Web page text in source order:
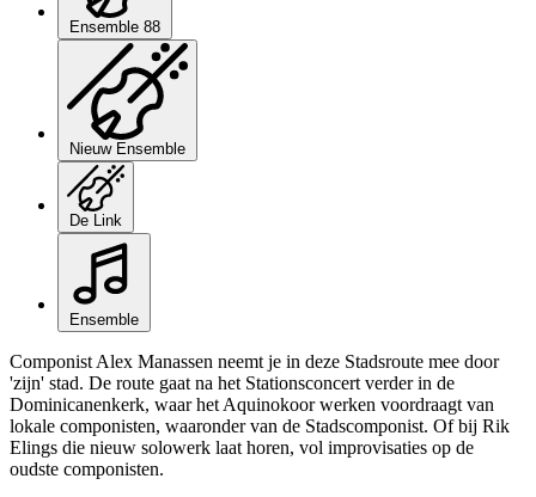
Ensemble 88
Nieuw Ensemble
De Link
Ensemble
Componist Alex Manassen neemt je in deze Stadsroute mee door
'zijn' stad. De route gaat na het Stationsconcert verder in de
Dominicanenkerk, waar het Aquinokoor werken voordraagt van
lokale componisten, waaronder van de Stadscomponist. Of bij Rik
Elings die nieuw solowerk laat horen, vol improvisaties op de
oudste componisten.